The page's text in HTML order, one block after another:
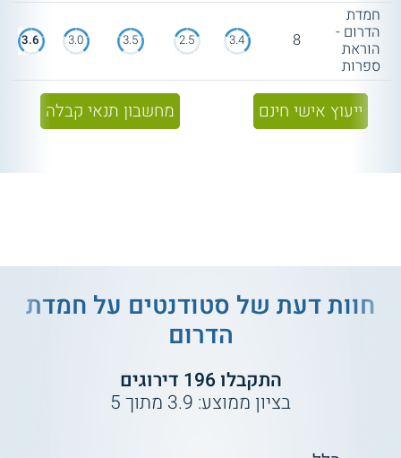
חמדת
הדרום -
הוראת
ספרות
8
3.4
2.5
3.5
3.0
3.6
ייעוץ אישי חינם מחשבון תנאי קבלה
חוות דעת של סטודנטים על חמדת
הדרום
התקבלו196 דירוגים
בציון ממוצע: 3.9 מתוך5